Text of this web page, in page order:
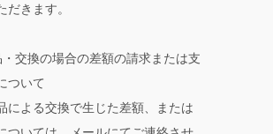
だきます。
交換の場合の差額の請求または支
ついて
による交換で生じた差額、または